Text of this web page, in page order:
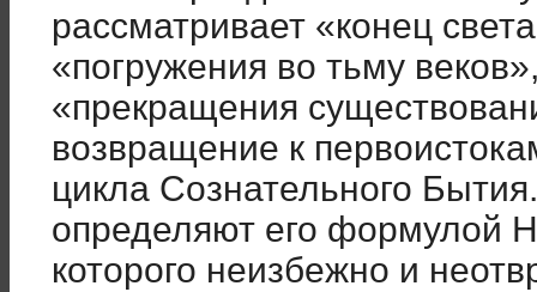
рассматривает «конец
«погружения во тьму
«прекращения
возвращение к
цикла Сознательного
определяют его формулой
которого неизбежно и